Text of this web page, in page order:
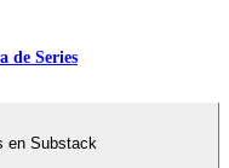
de Series
en Substack